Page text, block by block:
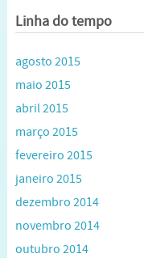
Linha do tempo
agosto 2015
maio 2015
abril 2015
março 2015
fevereiro 2015
janeiro 2015
dezembro 2014
novembro 2014
outubro 2014